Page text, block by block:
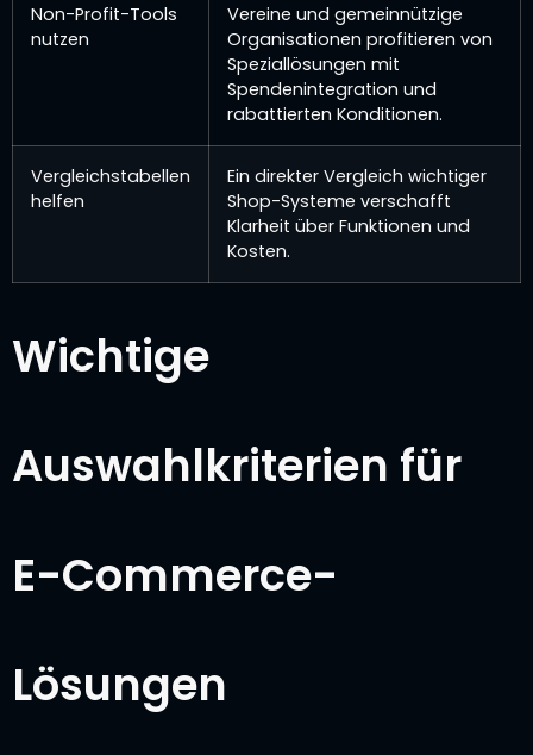
Non-Profit-Tools
nutzen
Vereine und gemeinnützige
Organisationen profitieren von
Speziallösungen mit
Spendenintegration und
rabattierten Konditionen.
Vergleichstabellen
helfen
Ein direkter Vergleich wichtiger
Shop-Systeme verschafft
Klarheit über Funktionen und
Kosten.
Wichtige
Auswahlkriterien für
E-Commerce-
Lösungen